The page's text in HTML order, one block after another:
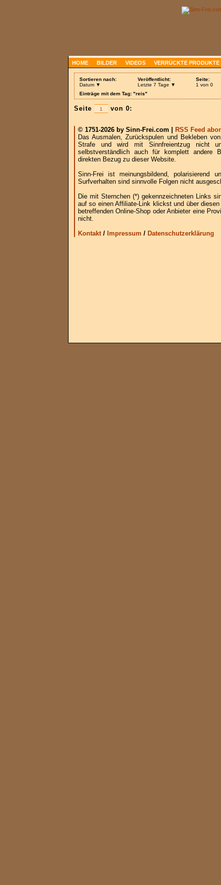
HOME BILDER VIDEOS VERRÜCKTE PRODUKTE
Sortieren nach:
Datum ▼
Veröffentlicht:
Letzte 7 Tage ▼
Seite:
1 von 0
Einträge mit dem Tag: "reis"
Seite von 0:
© 1751-2026 by Sinn-Frei.com |
RSS Feed
Das Ausmalen, Zurückspulen und Bekleben
Strafe und wird mit Sinnfreientzug nicht
selbstverständlich auch für komplett andere
direkten Bezug zu dieser Website.
Sinn-Frei ist meinungsbildend, polarisierend
Surfverhalten sind sinnvolle Folgen nicht
Die mit Sternchen (*) gekennzeichneten Links
auf so einen Affiliate-Link klickst und über
betreffenden Online-Shop oder Anbieter eine
nicht.
Kontakt/ Impressum / Datenschutzerklärung